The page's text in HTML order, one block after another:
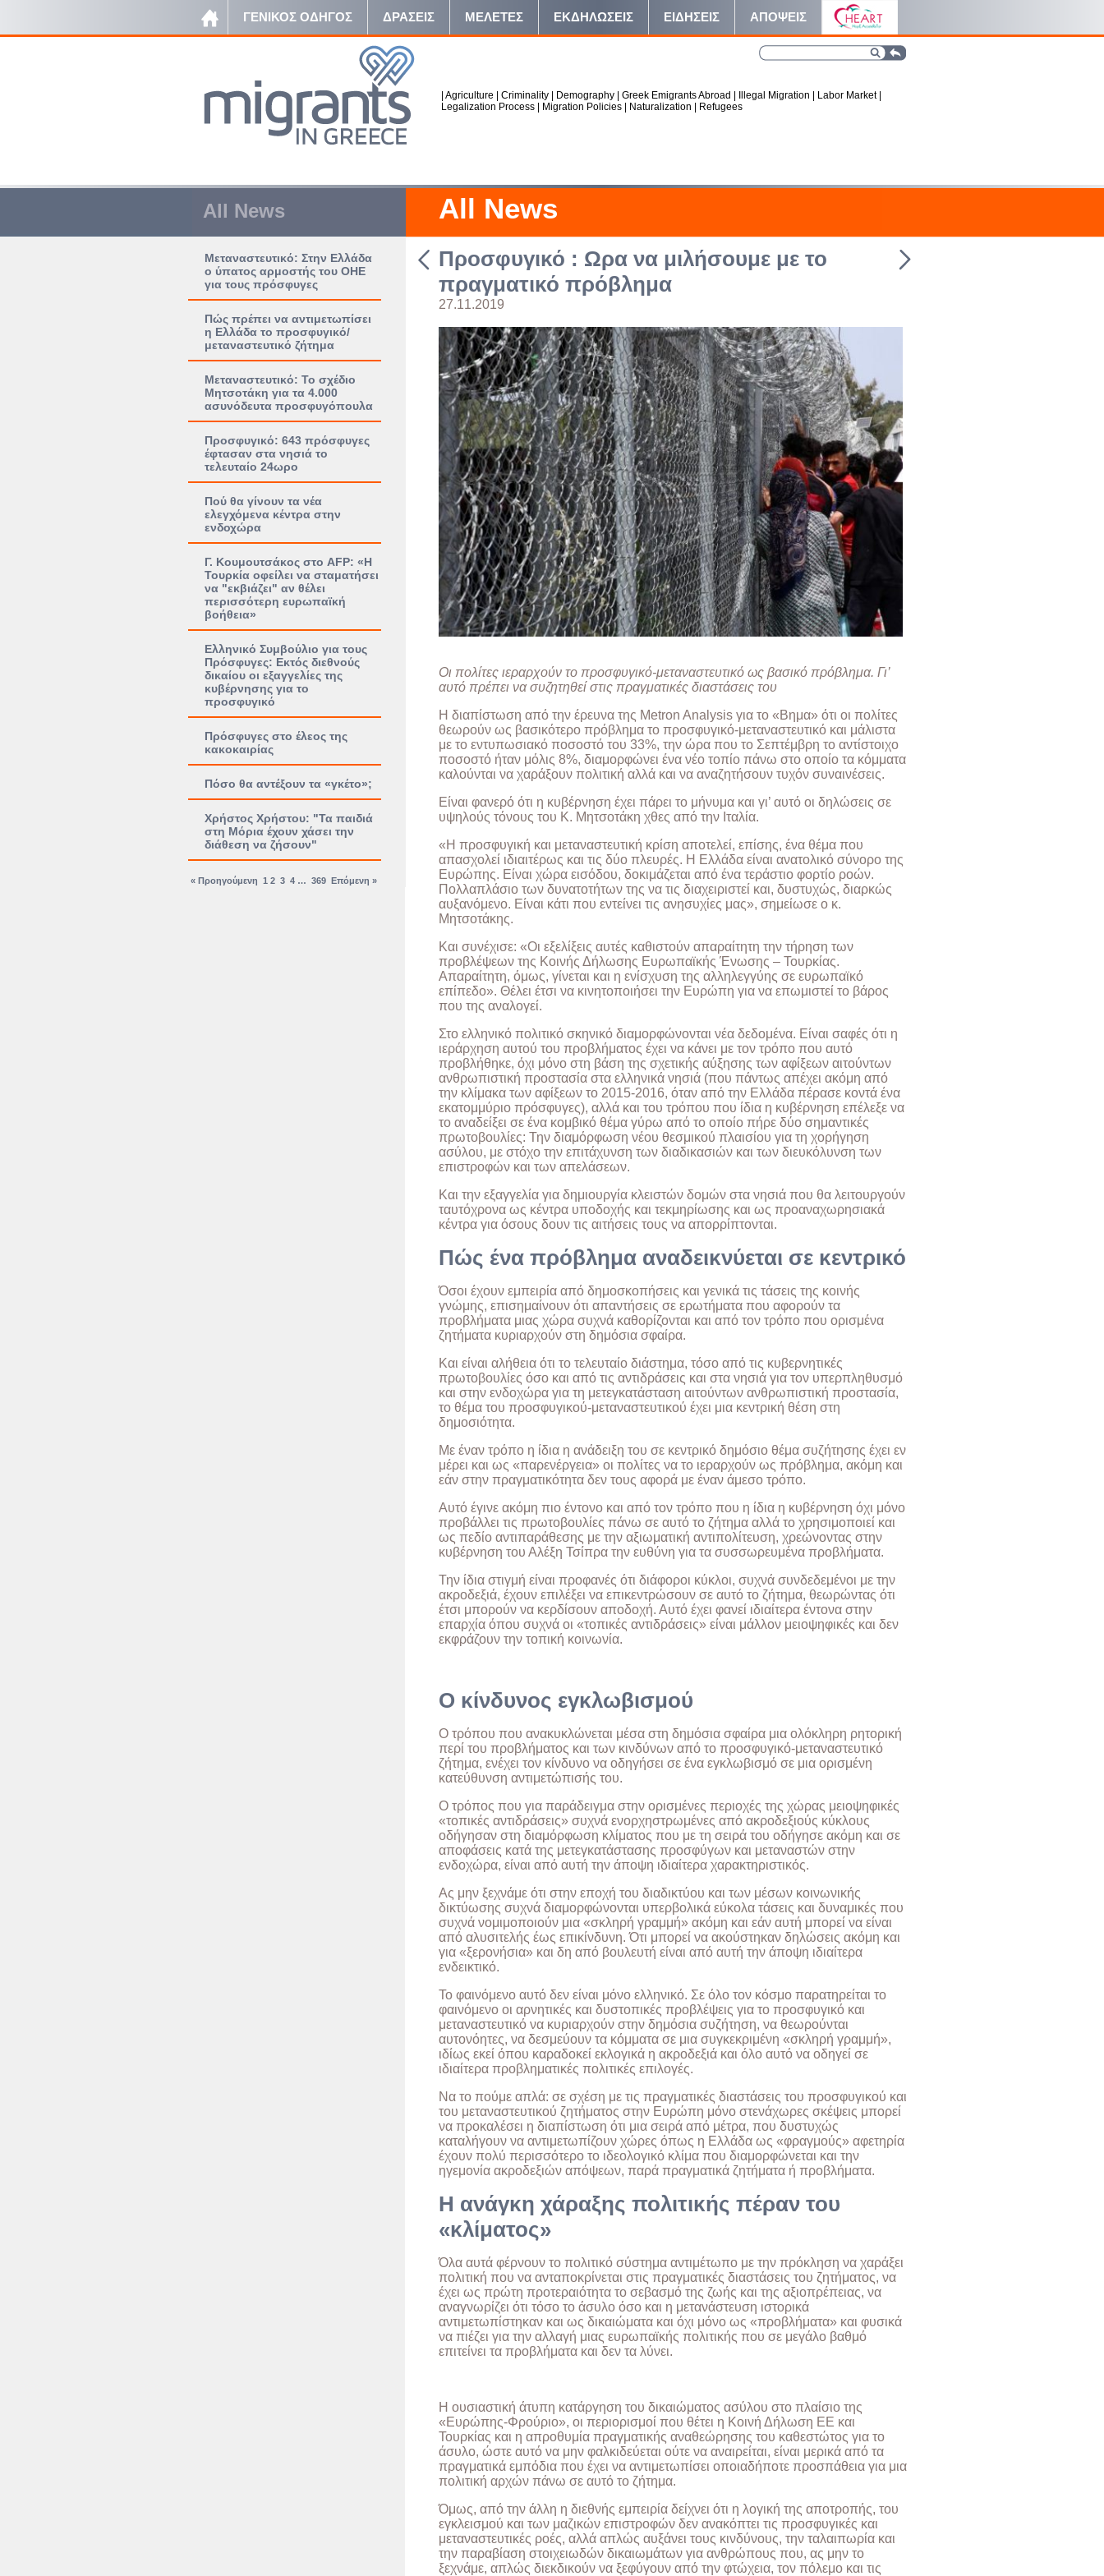
ΓΕΝΙΚΟΣ ΟΔΗΓΟΣ ΔΡΑΣΕΙΣ ΜΕΛΕΤΕΣ ΕΚΔΗΛΩΣΕΙΣ ΕΙΔΗΣΕΙΣ ΑΠΟΨΕΙΣ
Agriculture Criminality| Demography| Greek Emigrants Abroad Illegal Migration Labor Market|
Legalization Process| Migration Policies| Naturalization Refugees
All News
Μεταναστευτικό: Στην Ελλάδα
ο ύπατος αρμοστής του ΟΗΕ
για τους πρόσφυγες
Πώς πρέπει να αντιμετωπίσει
η Ελλάδα το προσφυγικό/
μεταναστευτικό ζήτημα
Μεταναστευτικό: Το σχέδιο
Μητσοτάκη για τα 4.000
ασυνόδευτα προσφυγόπουλα
Προσφυγικό: 643 πρόσφυγες
έφτασαν στα νησιά το
τελευταίο 24ωρο
Πού θα γίνουν τα νέα
ελεγχόμενα κέντρα στην
ενδοχώρα
Γ. Κουμουτσάκος στο AFP: «Η
Τουρκία οφείλει να σταματήσει
να "εκβιάζει" αν θέλει
περισσότερη ευρωπαϊκή
βοήθεια»
Ελληνικό Συμβούλιο για τους
Πρόσφυγες: Εκτός διεθνούς
δικαίου οι εξαγγελίες της
κυβέρνησης για το
προσφυγικό
Πρόσφυγες στο έλεος της
κακοκαιρίας
Πόσο θα αντέξουν τα «γκέτο»;
Χρήστος Χρήστου: "Τα παιδιά
στη Μόρια έχουν χάσει την
διάθεση να ζήσουν"
« Προηγούμενη 1 2 3 4 … 369 Επόμενη »
All News
Προσφυγικό : Ωρα να μιλήσουμε με το
πραγματικό πρόβλημα
27.11.2019
Οι πολίτες ιεραρχούν το προσφυγικό-μεταναστευτικό ως βασικό πρόβλημα. Γι’
αυτό πρέπει να συζητηθεί στις πραγματικές διαστάσεις του
Η διαπίστωση από την έρευνα της Metron Analysis για το «Βημα» ότι οι πολίτες
θεωρούν ως βασικότερο πρόβλημα το προσφυγικό-μεταναστευτικό και μάλιστα
με το εντυπωσιακό ποσοστό του 33%, την ώρα που το Σεπτέμβρη το αντίστοιχο
ποσοστό ήταν μόλις 8%, διαμορφώνει ένα νέο τοπίο πάνω στο οποίο τα κόμματα
καλούνται να χαράξουν πολιτική αλλά και να αναζητήσουν τυχόν συναινέσεις.
Είναι φανερό ότι η κυβέρνηση έχει πάρει το μήνυμα και γι’ αυτό οι δηλώσεις σε
υψηλούς τόνους του Κ. Μητσοτάκη χθες από την Ιταλία.
«Η προσφυγική και μεταναστευτική κρίση αποτελεί, επίσης, ένα θέμα που
απασχολεί ιδιαιτέρως και τις δύο πλευρές. Η Ελλάδα είναι ανατολικό σύνορο της
Ευρώπης. Είναι χώρα εισόδου, δοκιμάζεται από ένα τεράστιο φορτίο ροών.
Πολλαπλάσιο των δυνατοτήτων της να τις διαχειριστεί και, δυστυχώς, διαρκώς
αυξανόμενο. Είναι κάτι που εντείνει τις ανησυχίες μας», σημείωσε ο κ.
Μητσοτάκης.
Και συνέχισε: «Οι εξελίξεις αυτές καθιστούν απαραίτητη την τήρηση των
προβλέψεων της Κοινής Δήλωσης Ευρωπαϊκής Ένωσης – Τουρκίας.
Απαραίτητη, όμως, γίνεται και η ενίσχυση της αλληλεγγύης σε ευρωπαϊκό
επίπεδο». Θέλει έτσι να κινητοποιήσει την Ευρώπη για να επωμιστεί το βάρος
που της αναλογεί.
Στο ελληνικό πολιτικό σκηνικό διαμορφώνονται νέα δεδομένα. Είναι σαφές ότι η
ιεράρχηση αυτού του προβλήματος έχει να κάνει με τον τρόπο που αυτό
προβλήθηκε, όχι μόνο στη βάση της σχετικής αύξησης των αφίξεων αιτούντων
ανθρωπιστική προστασία στα ελληνικά νησιά (που πάντως απέχει ακόμη από
την κλίμακα των αφίξεων το 2015-2016, όταν από την Ελλάδα πέρασε κοντά ένα
εκατομμύριο πρόσφυγες), αλλά και του τρόπου που ίδια η κυβέρνηση επέλεξε να
το αναδείξει σε ένα κομβικό θέμα γύρω από το οποίο πήρε δύο σημαντικές
πρωτοβουλίες: Την διαμόρφωση νέου θεσμικού πλαισίου για τη χορήγηση
ασύλου, με στόχο την επιτάχυνση των διαδικασιών και των διευκόλυνση των
επιστροφών και των απελάσεων.
Και την εξαγγελία για δημιουργία κλειστών δομών στα νησιά που θα λειτουργούν
ταυτόχρονα ως κέντρα υποδοχής και τεκμηρίωσης και ως προαναχωρησιακά
κέντρα για όσους δουν τις αιτήσεις τους να απορρίπτονται.
Πώς ένα πρόβλημα αναδεικνύεται σε κεντρικό
Όσοι έχουν εμπειρία από δημοσκοπήσεις και γενικά τις τάσεις της κοινής
γνώμης, επισημαίνουν ότι απαντήσεις σε ερωτήματα που αφορούν τα
προβλήματα μιας χώρα συχνά καθορίζονται και από τον τρόπο που ορισμένα
ζητήματα κυριαρχούν στη δημόσια σφαίρα.
Και είναι αλήθεια ότι το τελευταίο διάστημα, τόσο από τις κυβερνητικές
πρωτοβουλίες όσο και από τις αντιδράσεις και στα νησιά για τον υπερπληθυσμό
και στην ενδοχώρα για τη μετεγκατάσταση αιτούντων ανθρωπιστική προστασία,
το θέμα του προσφυγικού-μεταναστευτικού έχει μια κεντρική θέση στη
δημοσιότητα.
Με έναν τρόπο η ίδια η ανάδειξη του σε κεντρικό δημόσιο θέμα συζήτησης έχει εν
μέρει και ως «παρενέργεια» οι πολίτες να το ιεραρχούν ως πρόβλημα, ακόμη και
εάν στην πραγματικότητα δεν τους αφορά με έναν άμεσο τρόπο.
Αυτό έγινε ακόμη πιο έντονο και από τον τρόπο που η ίδια η κυβέρνηση όχι μόνο
προβάλλει τις πρωτοβουλίες πάνω σε αυτό το ζήτημα αλλά το χρησιμοποιεί και
ως πεδίο αντιπαράθεσης με την αξιωματική αντιπολίτευση, χρεώνοντας στην
κυβέρνηση του Αλέξη Τσίπρα την ευθύνη για τα συσσωρευμένα προβλήματα.
Την ίδια στιγμή είναι προφανές ότι διάφοροι κύκλοι, συχνά συνδεδεμένοι με την
ακροδεξιά, έχουν επιλέξει να επικεντρώσουν σε αυτό το ζήτημα, θεωρώντας ότι
έτσι μπορούν να κερδίσουν αποδοχή. Αυτό έχει φανεί ιδιαίτερα έντονα στην
επαρχία όπου συχνά οι «τοπικές αντιδράσεις» είναι μάλλον μειοψηφικές και δεν
εκφράζουν την τοπική κοινωνία.
Ο κίνδυνος εγκλωβισμού
Ο τρόπου που ανακυκλώνεται μέσα στη δημόσια σφαίρα μια ολόκληρη ρητορική
περί του προβλήματος και των κινδύνων από το προσφυγικό-μεταναστευτικό
ζήτημα, ενέχει τον κίνδυνο να οδηγήσει σε ένα εγκλωβισμό σε μια ορισμένη
κατεύθυνση αντιμετώπισής του.
Ο τρόπος που για παράδειγμα στην ορισμένες περιοχές της χώρας μειοψηφικές
«τοπικές αντιδράσεις» συχνά ενορχηστρωμένες από ακροδεξιούς κύκλους
οδήγησαν στη διαμόρφωση κλίματος που με τη σειρά του οδήγησε ακόμη και σε
αποφάσεις κατά της μετεγκατάστασης προσφύγων και μεταναστών στην
ενδοχώρα, είναι από αυτή την άποψη ιδιαίτερα χαρακτηριστικός.
Ας μην ξεχνάμε ότι στην εποχή του διαδικτύου και των μέσων κοινωνικής
δικτύωσης συχνά διαμορφώνονται υπερβολικά εύκολα τάσεις και δυναμικές που
συχνά νομιμοποιούν μια «σκληρή γραμμή» ακόμη και εάν αυτή μπορεί να είναι
από αλυσιτελής έως επικίνδυνη. Ότι μπορεί να ακούστηκαν δηλώσεις ακόμη και
για «ξερονήσια» και δη από βουλευτή είναι από αυτή την άποψη ιδιαίτερα
ενδεικτικό.
Το φαινόμενο αυτό δεν είναι μόνο ελληνικό. Σε όλο τον κόσμο παρατηρείται το
φαινόμενο οι αρνητικές και δυστοπικές προβλέψεις για το προσφυγικό και
μεταναστευτικό να κυριαρχούν στην δημόσια συζήτηση, να θεωρούνται
αυτονόητες, να δεσμεύουν τα κόμματα σε μια συγκεκριμένη «σκληρή γραμμή»,
ιδίως εκεί όπου καραδοκεί εκλογικά η ακροδεξιά και όλο αυτό να οδηγεί σε
ιδιαίτερα προβληματικές πολιτικές επιλογές.
Να το πούμε απλά: σε σχέση με τις πραγματικές διαστάσεις του προσφυγικού και
του μεταναστευτικού ζητήματος στην Ευρώπη μόνο στενάχωρες σκέψεις μπορεί
να προκαλέσει η διαπίστωση ότι μια σειρά από μέτρα, που δυστυχώς
καταλήγουν να αντιμετωπίζουν χώρες όπως η Ελλάδα ως «φραγμούς» αφετηρία
έχουν πολύ περισσότερο το ιδεολογικό κλίμα που διαμορφώνεται και την
ηγεμονία ακροδεξιών απόψεων, παρά πραγματικά ζητήματα ή προβλήματα.
Η ανάγκη χάραξης πολιτικής πέραν του
«κλίματος»
Όλα αυτά φέρνουν το πολιτικό σύστημα αντιμέτωπο με την πρόκληση να χαράξει
πολιτική που να ανταποκρίνεται στις πραγματικές διαστάσεις του ζητήματος, να
έχει ως πρώτη προτεραιότητα το σεβασμό της ζωής και της αξιοπρέπειας, να
αναγνωρίζει ότι τόσο το άσυλο όσο και η μετανάστευση ιστορικά
αντιμετωπίστηκαν και ως δικαιώματα και όχι μόνο ως «προβλήματα» και φυσικά
να πιέζει για την αλλαγή μιας ευρωπαϊκής πολιτικής που σε μεγάλο βαθμό
επιτείνει τα προβλήματα και δεν τα λύνει.
Η ουσιαστική άτυπη κατάργηση του δικαιώματος ασύλου στο πλαίσιο της
«Ευρώπης-Φρούριο», οι περιορισμοί που θέτει η Κοινή Δήλωση ΕΕ και
Τουρκίας και η απροθυμία πραγματικής αναθεώρησης του καθεστώτος για το
άσυλο, ώστε αυτό να μην φαλκιδεύεται ούτε να αναιρείται, είναι μερικά από τα
πραγματικά εμπόδια που έχει να αντιμετωπίσει οποιαδήποτε προσπάθεια για μια
πολιτική αρχών πάνω σε αυτό το ζήτημα.
Όμως, από την άλλη η διεθνής εμπειρία δείχνει ότι η λογική της αποτροπής, του
εγκλεισμού και των μαζικών επιστροφών δεν ανακόπτει τις προσφυγικές και
μεταναστευτικές ροές, αλλά απλώς αυξάνει τους κινδύνους, την ταλαιπωρία και
την παραβίαση στοιχειωδών δικαιωμάτων για ανθρώπους που, ας μην το
ξεχνάμε, απλώς διεκδικούν να ξεφύγουν από την φτώχεια, τον πόλεμο και τις